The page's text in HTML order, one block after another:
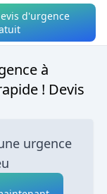
d'urgence
à
! Devis
urgence